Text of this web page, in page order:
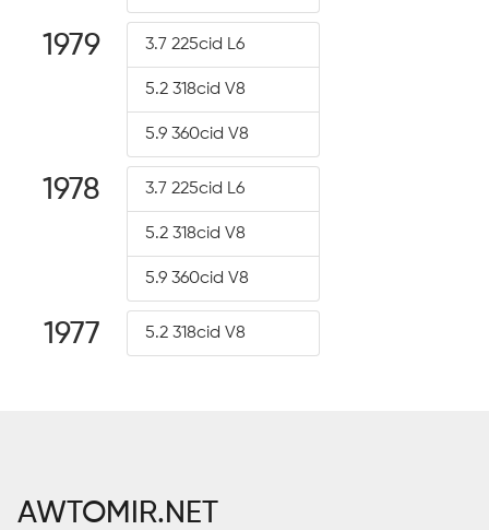
1979 3.7 225cid L6
5.2 318cid V8
5.9 360cid V8
1978 3.7 225cid L6
5.2 318cid V8
5.9 360cid V8
1977 5.2 318cid V8
AWTOMIR.NET